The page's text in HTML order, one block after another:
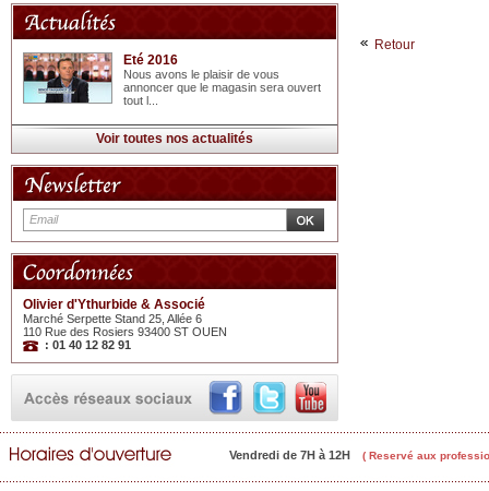
Eté 2016
Nous avons le plaisir de vous
annoncer que le magasin sera ouvert
tout l...
Voir toutes nos actualités
Olivier d'Ythurbide & Associé
Marché Serpette Stand 25, Allée 6
110 Rue des Rosiers 93400 ST OUEN
: 01 40 12 82 91
Retour
Vendredi de 7H à 12H ( Reservé aux